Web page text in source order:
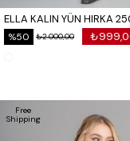
ELLA KALIN YÜN HIRKA
₺2.000,00
%50
Free
Shipping